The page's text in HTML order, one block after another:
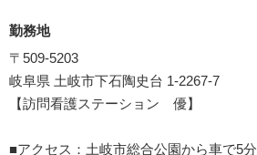
勤務地
〒509-5203
岐阜県 土岐市下石陶史台 1-2267-7
【訪問看護ステーション 優】
■アクセス：土岐市総合公園から車で5分